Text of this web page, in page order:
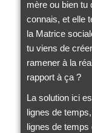
mère ou bien tu
connais, et elle
la Matrice
tu viens de
ramener à la
rapport à ça ?
La solution ici
lignes de
lignes de